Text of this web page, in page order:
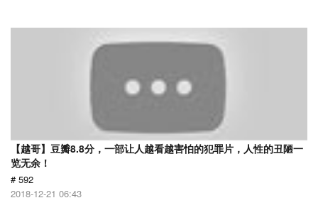
【越哥】豆瓣8.8分，一部让人越看越害怕的犯罪片，人性的丑陋一
览无余！
# 592
2018-12-21 06:43